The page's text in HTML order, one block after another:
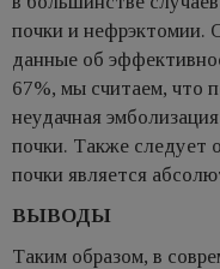
почки и нефрэктомии.
данные об
67%, мы считаем, что
неудачная
почки. Также следует
почки является
ВЫВОДЫ
Таким образом, в